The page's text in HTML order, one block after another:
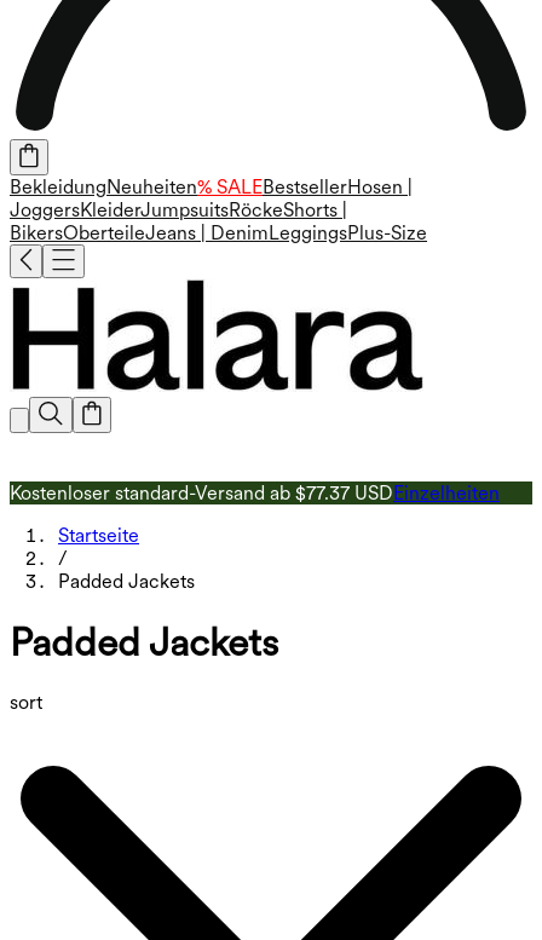
BekleidungNeuheiten% SALEBestsellerHosen |
JoggersKleiderJumpsuitsRöckeShorts |
BikersOberteileJeans | DenimLeggingsPlus-Size
Kostenloser standard-Versand ab $77.37 USDEinzelheiten
Startseite
/
Padded Jackets
Padded Jackets
sort